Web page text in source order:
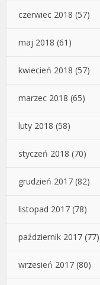
czerwiec 2018 (57)
maj 2018 (61)
kwiecień 2018 (57)
marzec 2018 (65)
luty 2018 (58)
styczeń 2018 (70)
grudzień 2017 (82)
listopad 2017 (78)
październik 2017 (77)
wrzesień 2017 (80)